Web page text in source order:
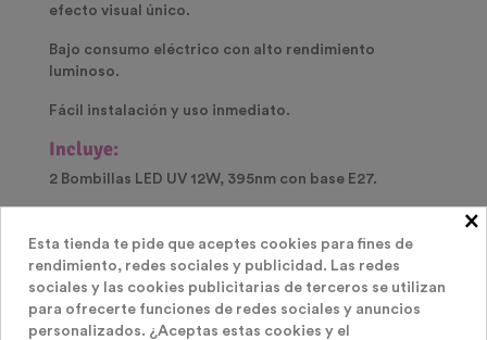
efecto visual único.
Bajo consumo eléctrico con alto rendimiento
luminoso.
Fácil instalación y uso inmediato.
Incluye:
2 Bombillas LED UV 12W, 395nm con base E27.
LED de Reina de la Fiestay consigue que tus fiestas
brillen con un toque original y divertido.
Añade ya este pack a tu carrito y dale vida a tus
celebraciones!
×
Esta tienda te pide que aceptes cookies para fines de
rendimiento, redes sociales y publicidad. Las redes
sociales y las cookies publicitarias de terceros se utilizan
para ofrecerte funciones de redes sociales y anuncios
personalizados. ¿Aceptas estas cookies y el